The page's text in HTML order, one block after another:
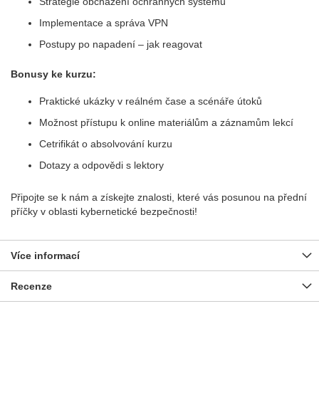
Implementace a správa VPN
Postupy po napadení – jak reagovat
Bonusy ke kurzu:
Praktické ukázky v reálném čase a scénáře útoků
Možnost přístupu k online materiálům a záznamům lekcí
Cetrifikát o absolvování kurzu
Dotazy a odpovědi s lektory
Připojte se k nám a získejte znalosti, které vás posunou na přední
příčky v oblasti kybernetické bezpečnosti!
Více informací
Recenze